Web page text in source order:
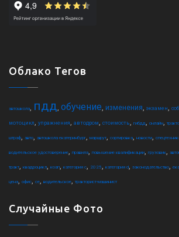
Облако Тегов
автошкола, пдд, обучение, изменения, экзамен,
мотоцикл, упражнения, автодром, стоимость, гибдд, онлайн,
штраф, авто, автошкола екатеринбург, маршрут, сортировка, новости,
водительское удостоверение, правила, повышение квалификации, грузовик,
тракт, квадроцикл, коап, категория c, 2025, категория d, законодательство,
цена, офис, ce, водительское, тракторист-машинист
Случайные Фото